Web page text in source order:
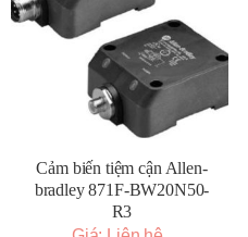
Cảm biến tiệm cận Allen-
bradley 871F-BW20N50-
R3